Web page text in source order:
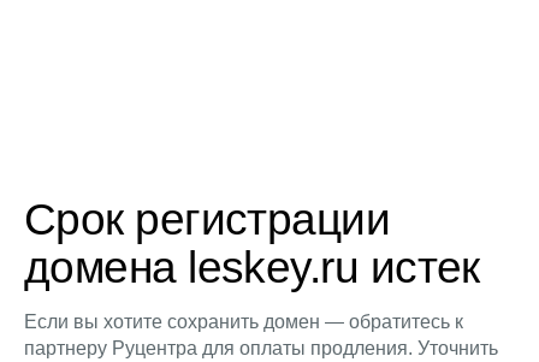
Срок регистрации
домена leskey.ru истек
Если вы хотите сохранить домен — обратитесь к
партнеру Руцентра для оплаты продления. Уточнить